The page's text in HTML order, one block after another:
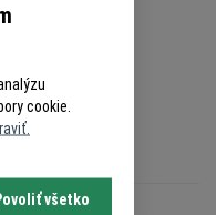
/ 868 MHz
cookie.
všetko